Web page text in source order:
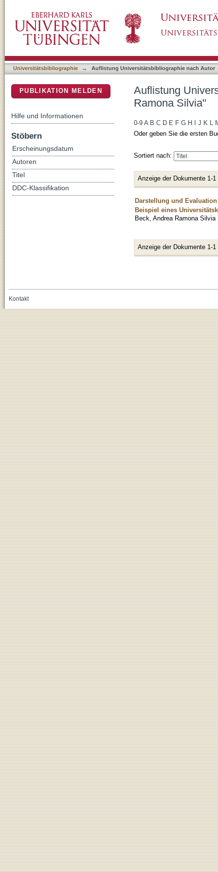
Universitätsbibliographie → Auflistung Universitätsbibliographie nach Autor
Auflistung
Ramona Silvia"
0-9 A B C D E F G H J K L
Oder geben Sie die ersten
Sortiert nach:
Anzeige der Dokumente 1-1
Darstellung und
Beispiel eines
Beck, Andrea Ramona Silvia
Anzeige der Dokumente 1-1
PUBLIKATION MELDEN
Hilfe und Informationen
Stöbern
Erscheinungsdatum
Autoren
Titel
DDC-Klassifikation
Kontakt